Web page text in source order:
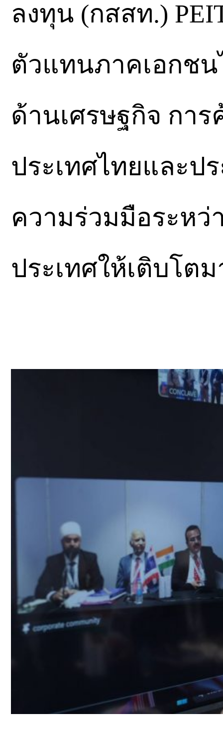
ลงทุน (กสสท.)
ตัวแทนภาคเอกช
ด้านเศรษฐกิจ กา
ประเทศไทยและป
ความร่วมมือระหว่
ประเทศให้เติบโต